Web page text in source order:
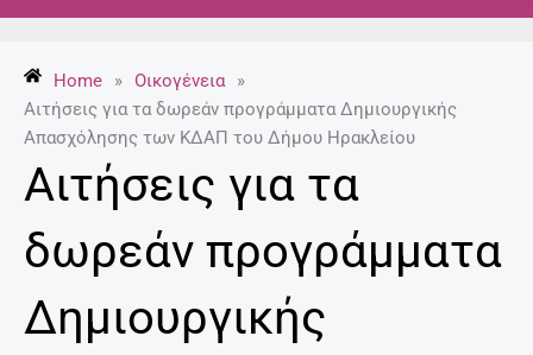
f
p
Home » Οικογένεια
»
Αιτήσεις για τα δωρεάν προγράμματα Δημιουργικής
Απασχόλησης των ΚΔΑΠ του Δήμου Ηρακλείου
Αιτήσεις για τα
δωρεάν προγράμματα
Δημιουργικής